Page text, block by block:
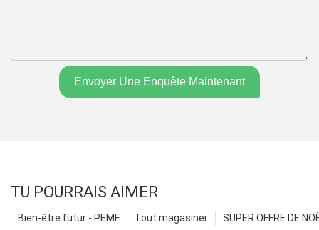
Envoyer Une Enquête Maintenant
TU POURRAIS AIMER
SUPER OFFRE DE
Tout magasiner
Bien-être futur - PEMF